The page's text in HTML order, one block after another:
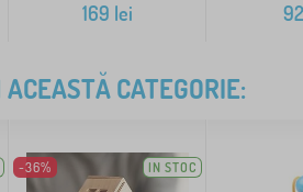
169 lei 92
CATEGORIE:
-36% IN STOC